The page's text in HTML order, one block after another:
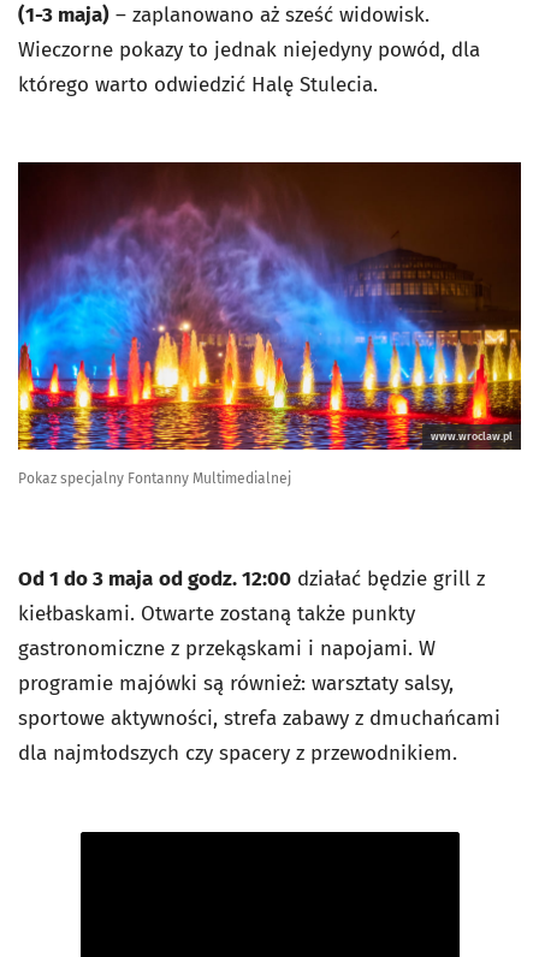
(1-3 maja) – zaplanowano aż sześć widowisk.
Wieczorne pokazy to jednak niejedyny powód, dla
którego warto odwiedzić Halę Stulecia.
www.wroclaw.pl
Pokaz specjalny Fontanny Multimedialnej
Od 1 do 3 maja od godz. 12:00 działać będzie grill z
kiełbaskami. Otwarte zostaną także punkty
gastronomiczne z przekąskami i napojami. W
programie majówki są również: warsztaty salsy,
sportowe aktywności, strefa zabawy z dmuchańcami
dla najmłodszych czy spacery z przewodnikiem.